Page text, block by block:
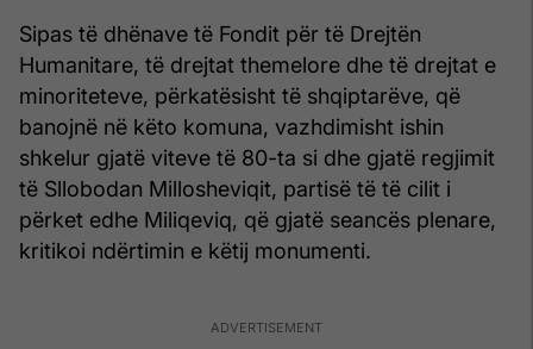
Sipas të dhënave të Fondit për të Drejtën
Humanitare, të drejtat themelore dhe të drejtat e
minoriteteve, përkatësisht të shqiptarëve, që
banojnë në këto komuna, vazhdimisht ishin
shkelur gjatë viteve të 80-ta si dhe gjatë regjimit
të Sllobodan Millosheviqit, partisë të të cilit i
përket edhe Miliqeviq, që gjatë seancës plenare,
kritikoi ndërtimin e këtij monumenti.